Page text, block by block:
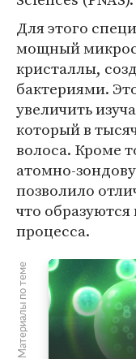
Для этого
мощный
кристаллы,
бактериями.
увеличить
который в
волоса. Кроме
атомно-
позволило
что образуются
процесса.
Материалы по теме